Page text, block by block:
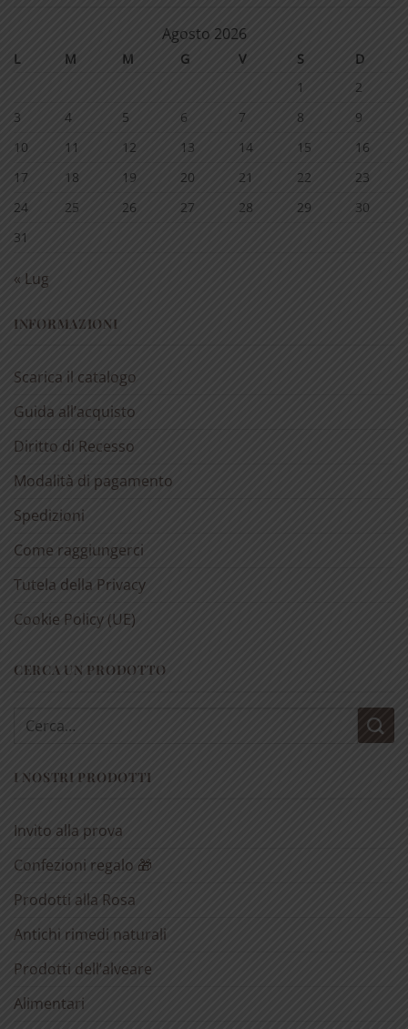
Agosto 2026
L M M G V S
D
1
2
3
4 5 6 7 8
9
10
11 12 13 14 15
16
17
18 19 20 21 22
23
24
25 26 27 28 29
30
31
« Lug
INFORMAZIONI
Scarica il catalogo
Guida all’acquisto
Diritto di Recesso
Modalità di pagamento
Spedizioni
Come raggiungerci
Tutela della Privacy
Cookie Policy (UE)
CERCA UN PRODOTTO
Cerca:
I NOSTRI PRODOTTI
Invito alla prova
Confezioni regalo 🎁
Prodotti alla Rosa
Antichi rimedi naturali
Prodotti dell’alveare
Alimentari